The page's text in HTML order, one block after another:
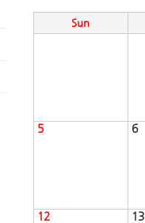
Sun
5 6
12 13